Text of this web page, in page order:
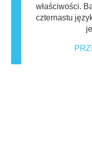
właściwości.
czternastu